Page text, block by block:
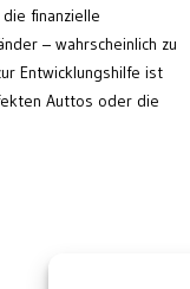
finanzielle
– wahrscheinlich zu
Entwicklungshilfe ist
Auttos oder die